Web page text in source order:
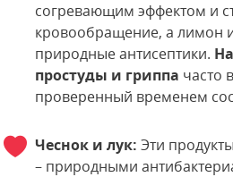
согревающим эффектом и
кровообращение, а лимон
природные антисептики.
простуды и гриппа часто
проверенный временем
Чеснок и лук: Эти
– природными